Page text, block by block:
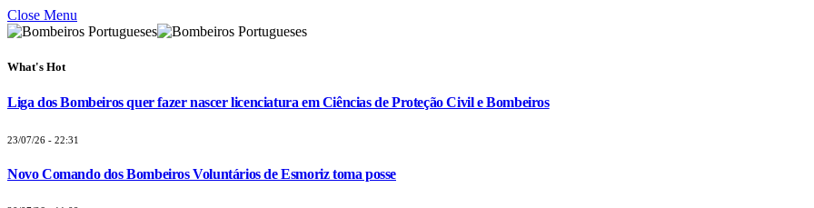
Close Menu
What's Hot
Liga dos Bombeiros quer fazer nascer licenciatura em Ciências de Proteção Civil e Bombeiros
23/07/26 - 22:31
Novo Comando dos Bombeiros Voluntários de Esmoriz toma posse